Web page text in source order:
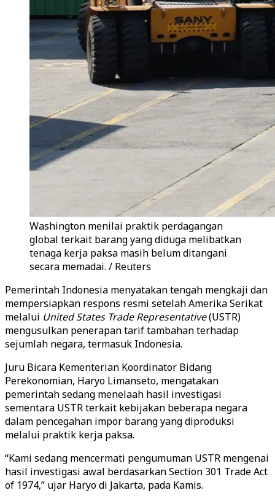
Washington menilai praktik perdagangan
global terkait barang yang diduga melibatkan
tenaga kerja paksa masih belum ditangani
secara memadai. / Reuters
Pemerintah Indonesia menyatakan tengah mengkaji dan
mempersiapkan respons resmi setelah Amerika Serikat
melalui United States Trade Representative(USTR)
mengusulkan penerapan tarif tambahan terhadap
sejumlah negara, termasuk Indonesia.
Juru Bicara Kementerian Koordinator Bidang
Perekonomian, Haryo Limanseto, mengatakan
pemerintah sedang menelaah hasil investigasi
sementara USTR terkait kebijakan beberapa negara
dalam pencegahan impor barang yang diproduksi
melalui praktik kerja paksa.
“Kami sedang mencermati pengumuman USTR mengenai
hasil investigasi awal berdasarkan Section 301 Trade Act
of 1974,” ujar Haryo di Jakarta, pada Kamis.